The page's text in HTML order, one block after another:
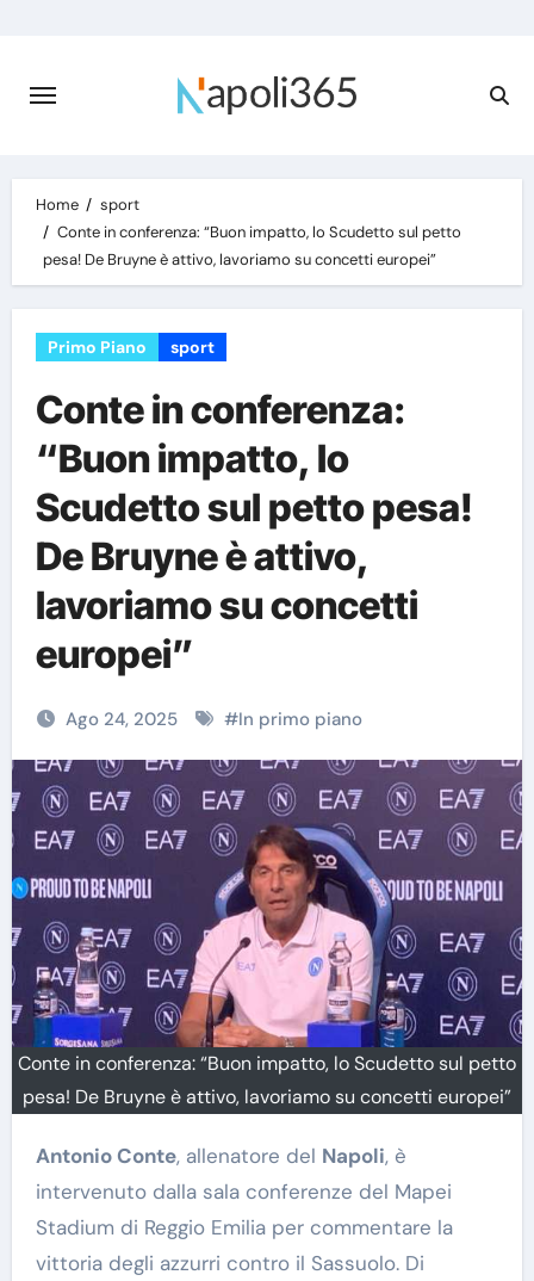
content
Home
sport
Conte in conferenza: “Buon impatto, lo Scudetto sul petto
pesa! De Bruyne è attivo, lavoriamo su concetti europei”
Primo Piano sport
Conte in conferenza:
“Buon impatto, lo
Scudetto sul petto pesa!
De Bruyne è attivo,
lavoriamo su concetti
europei”
Ago 24, 2025 #In primo piano
Conte in conferenza: “Buon impatto, lo Scudetto sul petto
pesa! De Bruyne è attivo, lavoriamo su concetti europei”
Antonio Conte, allenatore del Napoli, è
intervenuto dalla sala conferenze del Mapei
Stadium di Reggio Emilia per commentare la
vittoria degli azzurri contro il Sassuolo. Di